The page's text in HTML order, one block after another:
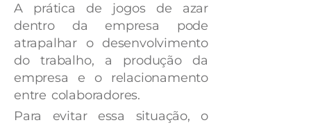
A prática de jogos de azar
dentro da empresa pode
atrapalhar o desenvolvimento
do trabalho, a produção da
empresa e o relacionamento
entre colaboradores.
Para evitar essa situação, o